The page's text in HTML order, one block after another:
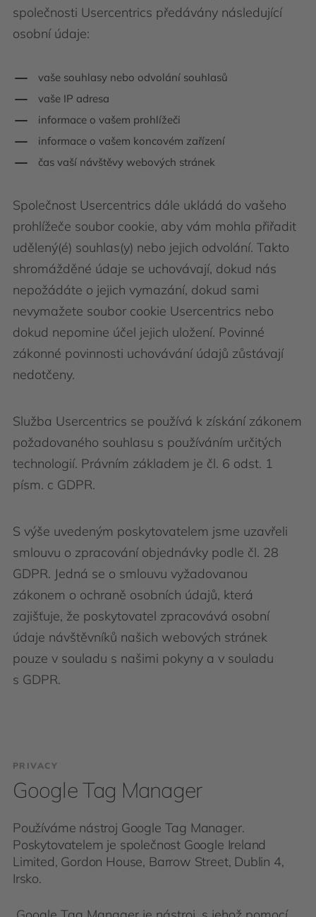
společnosti Usercentrics předávány následující
osobní údaje:
vaše souhlasy nebo odvolání souhlasů
vaše IP adresa
informace o vašem prohlížeči
informace o vašem koncovém zařízení
čas vaší návštěvy webových stránek
Společnost Usercentrics dále ukládá do vašeho
prohlížeče soubor cookie, aby vám mohla přiřadit
udělený(é) souhlas(y) nebo jejich odvolání. Takto
shromážděné údaje se uchovávají, dokud nás
nepožádáte o jejich vymazání, dokud sami
nevymažete soubor cookie Usercentrics nebo
dokud nepomine účel jejich uložení. Povinné
zákonné povinnosti uchovávání údajů zůstávají
nedotčeny.
Služba Usercentrics se používá k získání zákonem
požadovaného souhlasu s používáním určitých
technologií. Právním základem je čl. 6 odst. 1
písm. c GDPR.
S výše uvedeným poskytovatelem jsme uzavřeli
smlouvu o zpracování objednávky podle čl. 28
GDPR. Jedná se o smlouvu vyžadovanou
zákonem o ochraně osobních údajů, která
zajišťuje, že poskytovatel zpracovává osobní
údaje návštěvníků našich webových stránek
pouze v souladu s našimi pokyny a v souladu
s GDPR.
PRIVACY
Google Tag Manager
Používáme nástroj Google Tag Manager.
Poskytovatelem je společnost Google Ireland
Limited, Gordon House, Barrow Street, Dublin 4,
Irsko.